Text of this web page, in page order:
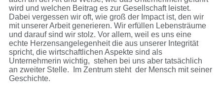
wird und welchen Beitrag es zur Gesellschaft leistet.
Dabei vergessen wir oft, wie groß der Impact ist, den wir
mit unserer Arbeit generieren. Wir erfüllen Lebensträume
und darauf sind wir stolz. Vor allem, weil es uns eine
echte Herzensangelegenheit die aus unserer Integrität
spricht, die wirtschaftlichen Aspekte sind als
Unternehmerin wichtig, stehen bei uns aber tatsächlich
an zweiter Stelle. Im Zentrum steht der Mensch mit seiner
Geschichte.